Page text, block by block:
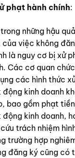
phạt hành chính:
những hậu
của việc không
là nguy cơ bị xử
Các cơ quan
các hình thức
động kinh doanh
bao gồm phạt
động kinh doanh,
trách nhiệm
trường hợp
đăng ký cũng có